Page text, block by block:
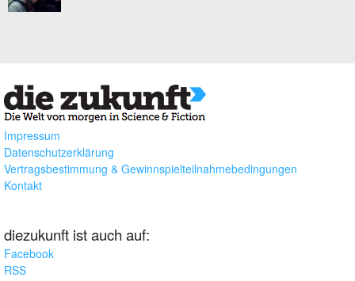
Impressum
Datenschutzerklärung
Vertragsbestimmung & Gewinnspielteilnahmebedingungen
Kontakt
diezukunft ist auch auf:
Facebook
RSS